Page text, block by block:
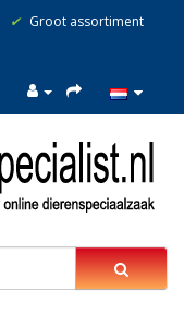
✔ Groot assortiment